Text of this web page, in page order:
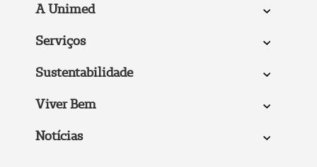
A Unimed
Serviços
Sustentabilidade
Viver Bem
Notícias